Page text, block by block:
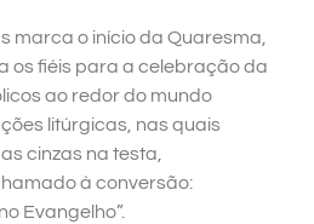
marca o início da Quaresma,
os fiéis para a celebração da
ao redor do mundo
litúrgicas, nas quais
cinzas na testa,
à conversão:
Evangelho”.